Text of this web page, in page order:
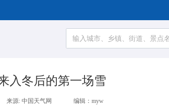
入冬后的第一场雪
来源: 中国天气网 编辑：myw